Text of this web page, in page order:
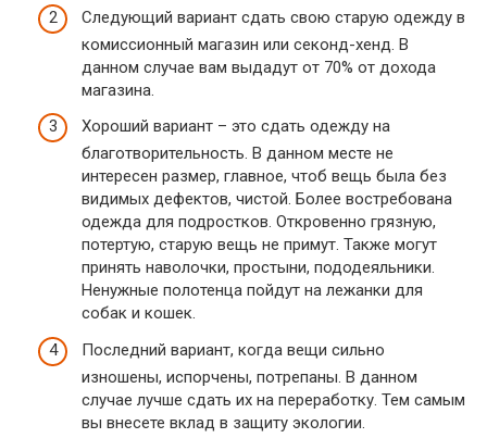
Следующий вариант сдать свою старую одежду в
комиссионный магазин или секонд-хенд. В
данном случае вам выдадут от 70% от дохода
магазина.
Хороший вариант – это сдать одежду на
благотворительность. В данном месте не
интересен размер, главное, чтоб вещь была без
видимых дефектов, чистой. Более востребована
одежда для подростков. Откровенно грязную,
потертую, старую вещь не примут. Также могут
принять наволочки, простыни, пододеяльники.
Ненужные полотенца пойдут на лежанки для
собак и кошек.
Последний вариант, когда вещи сильно
изношены, испорчены, потрепаны. В данном
случае лучше сдать их на переработку. Тем самым
вы внесете вклад в защиту экологии.